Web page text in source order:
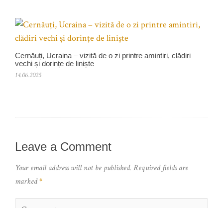
Cernăuți, Ucraina – vizită de o zi printre amintiri, clădiri
vechi și dorințe de liniște
14.06.2025
Leave a Comment
Your email address will not be published. Required fields are
marked*